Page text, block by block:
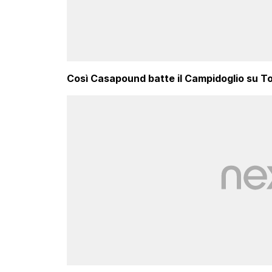
Così Casapound batte il Campidoglio su